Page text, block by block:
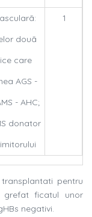
douã
care
AGS -
- AHC;
donator
1
pentru
grefat ficatul unor
negativi.